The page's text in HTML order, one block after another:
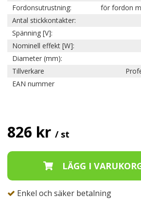
Fordonsutrustning:
för fordon
Antal stickkontakter:
Spänning [V]:
Nominell effekt [W]:
Diameter (mm):
Tillverkare
EAN nummer
826 kr / st
Enkel och säker betalning